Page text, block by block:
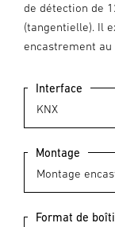
de détection de
(tangentielle). Il
encastrement
Interface
Montage
Format de